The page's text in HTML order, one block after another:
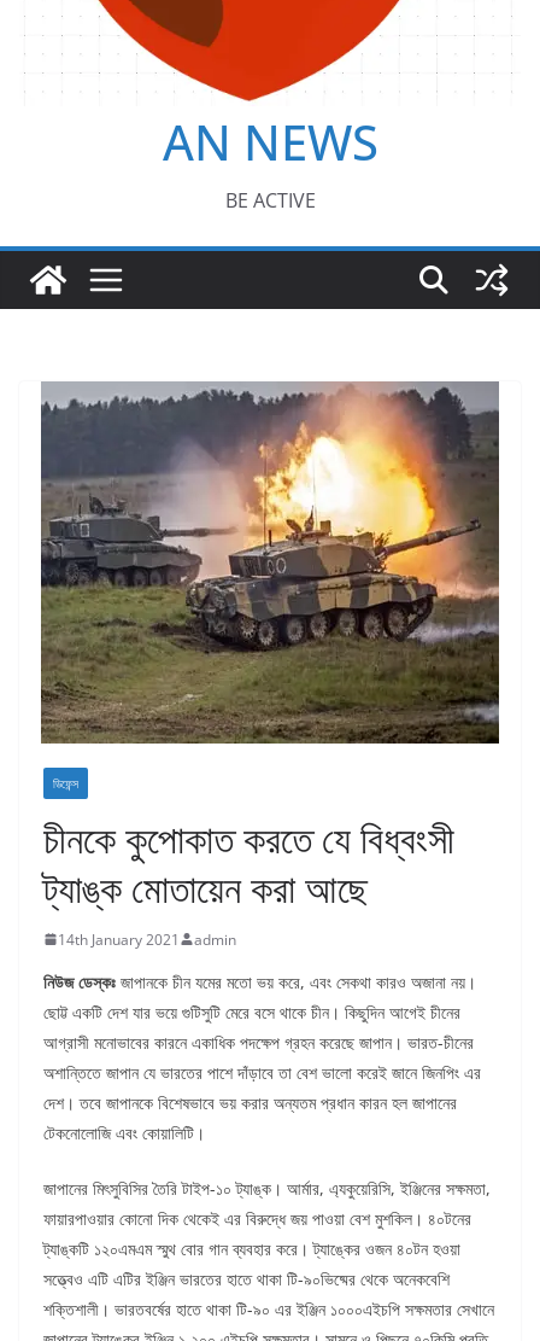
AN NEWS
BE ACTIVE
ডিফেন্স
চীনকে কুপোকাত করতে যে বিধ্বংসী
ট্যাঙ্ক মোতায়েন করা আছে
14th January 2021 admin
নিউজ ডেস্কঃ জাপানকে চীন যমের মতো ভয় করে, এবং সেকথা কারও অজানা নয়।
ছোট্ট একটি দেশ যার ভয়ে গুটিসুটি মেরে বসে থাকে চীন। কিছুদিন আগেই চীনের
আগ্রাসী মনোভাবের কারনে একাধিক পদক্ষেপ গ্রহন করেছে জাপান। ভারত-চীনের
অশান্তিতে জাপান যে ভারতের পাশে দাঁড়াবে তা বেশ ভালো করেই জানে জিনপিং এর
দেশ। তবে জাপানকে বিশেষভাবে ভয় করার অন্যতম প্রধান কারন হল জাপানের
টেকনোলোজি এবং কোয়ালিটি।
জাপানের মিৎসুবিসির তৈরি টাইপ-১০ ট্যাঙ্ক। আর্মার, এ্যকুয়েরিসি, ইঞ্জিনের সক্ষমতা,
ফায়ারপাওয়ার কোনো দিক থেকেই এর বিরুদ্ধে জয় পাওয়া বেশ মুশকিল। ৪০টনের
ট্যাঙ্কটি ১২০এমএম স্মুথ বোর গান ব্যবহার করে। ট্যাঙ্কের ওজন ৪০টন হওয়া
সত্ত্বেও এটি এটির ইঞ্জিন ভারতের হাতে থাকা টি-৯০ভিষ্মের থেকে অনেকবেশি
শক্তিশালী। ভারতবর্ষের হাতে থাকা টি-৯০ এর ইঞ্জিন ১০০০এইচপি সক্ষমতার সেখানে